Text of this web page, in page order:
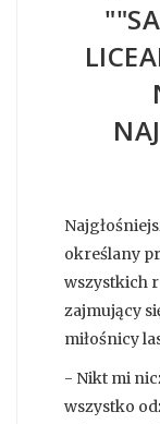
określany
wszystkich
zajmujący
miłośnicy
- Nikt mi
wszystko